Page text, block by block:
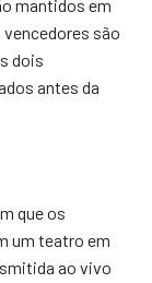
mantidos em
são
dois
antes da
que os
um teatro em
ao vivo